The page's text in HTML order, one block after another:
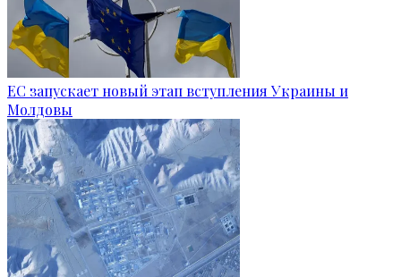
ЕС запускает новый этап вступления Украины и
Молдовы